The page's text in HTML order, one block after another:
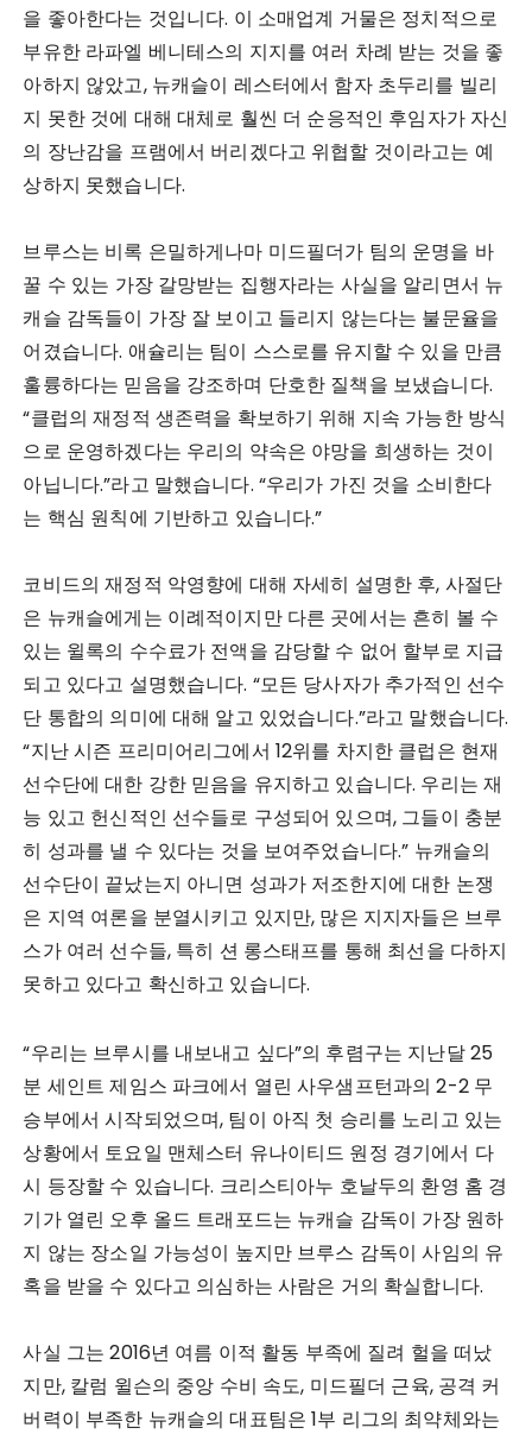
을 좋아한다는 것입니다. 이 소매업계 거물은 정치적으로
부유한 라파엘 베니테스의 지지를 여러 차례 받는 것을 좋
아하지 않았고, 뉴캐슬이 레스터에서 함자 초두리를 빌리
지 못한 것에 대해 대체로 훨씬 더 순응적인 후임자가 자신
의 장난감을 프램에서 버리겠다고 위협할 것이라고는 예
상하지 못했습니다.
브루스는 비록 은밀하게나마 미드필더가 팀의 운명을 바
꿀 수 있는 가장 갈망받는 집행자라는 사실을 알리면서 뉴
캐슬 감독들이 가장 잘 보이고 들리지 않는다는 불문율을
어겼습니다. 애슐리는 팀이 스스로를 유지할 수 있을 만큼
훌륭하다는 믿음을 강조하며 단호한 질책을 보냈습니다.
“클럽의 재정적 생존력을 확보하기 위해 지속 가능한 방식
으로 운영하겠다는 우리의 약속은 야망을 희생하는 것이
아닙니다.”라고 말했습니다. “우리가 가진 것을 소비한다
는 핵심 원칙에 기반하고 있습니다.”
코비드의 재정적 악영향에 대해 자세히 설명한 후, 사절단
은 뉴캐슬에게는 이례적이지만 다른 곳에서는 흔히 볼 수
있는 윌록의 수수료가 전액을 감당할 수 없어 할부로 지급
되고 있다고 설명했습니다. “모든 당사자가 추가적인 선수
단 통합의 의미에 대해 알고 있었습니다.”라고 말했습니다.
“지난 시즌 프리미어리그에서 12위를 차지한 클럽은 현재
선수단에 대한 강한 믿음을 유지하고 있습니다. 우리는 재
능 있고 헌신적인 선수들로 구성되어 있으며, 그들이 충분
히 성과를 낼 수 있다는 것을 보여주었습니다.” 뉴캐슬의
선수단이 끝났는지 아니면 성과가 저조한지에 대한 논쟁
은 지역 여론을 분열시키고 있지만, 많은 지지자들은 브루
스가 여러 선수들, 특히 션 롱스태프를 통해 최선을 다하지
못하고 있다고 확신하고 있습니다.
“우리는 브루시를 내보내고 싶다”의 후렴구는 지난달 25
분 세인트 제임스 파크에서 열린 사우샘프턴과의 2-2 무
승부에서 시작되었으며, 팀이 아직 첫 승리를 노리고 있는
상황에서 토요일 맨체스터 유나이티드 원정 경기에서 다
시 등장할 수 있습니다. 크리스티아누 호날두의 환영 홈 경
기가 열린 오후 올드 트래포드는 뉴캐슬 감독이 가장 원하
지 않는 장소일 가능성이 높지만 브루스 감독이 사임의 유
혹을 받을 수 있다고 의심하는 사람은 거의 확실합니다.
사실 그는 2016년 여름 이적 활동 부족에 질려 헐을 떠났
지만, 칼럼 윌슨의 중앙 수비 속도, 미드필더 근육, 공격 커
버력이 부족한 뉴캐슬의 대표팀은 1부 리그의 최약체와는